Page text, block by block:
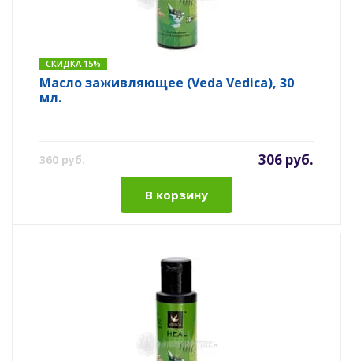
СКИДКА 15%
Масло заживляющее (Veda Vedica), 30
мл.
360 руб. 306 руб.
В корзину